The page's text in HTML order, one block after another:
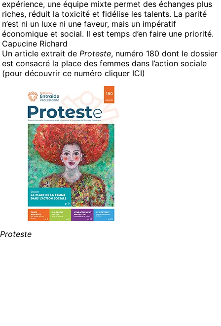
expérience, une équipe mixte permet des échanges plus
riches, réduit la toxicité et fidélise les talents. La parité
n’est ni un luxe ni une faveur, mais un impératif
économique et social. Il est temps d’en faire une priorité.
Capucine Richard
Un article extrait de Proteste, numéro 180 dont le dossier
est consacré la place des femmes dans l’action sociale
(pour découvrir ce numéro cliquer ICI)
Proteste